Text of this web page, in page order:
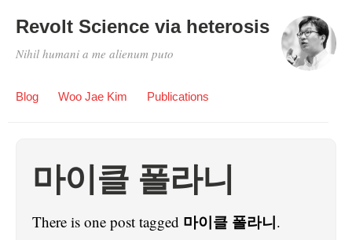
Revolt Science via heterosis
Nihil humani a me alienum puto
Blog Woo Jae Kim Publications
마이클 폴라니
There is one post tagged 마이클 폴라니.